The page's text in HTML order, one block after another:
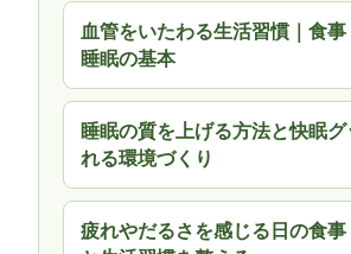
血管をいたわる生活習慣｜食事
睡眠の基本
睡眠の質を上げる方法と快眠
れる環境づくり
疲れやだるさを感じる日の食